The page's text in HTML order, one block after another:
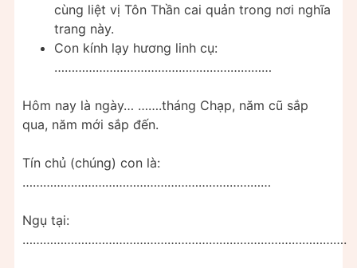
cùng liệt vị Tôn Thần cai quản trong nơi nghĩa
trang này.
Con kính lạy hương linh cụ:
………………………………………………………
Hôm nay là ngày… …….tháng Chạp, năm cũ sắp
qua, năm mới sắp đến.
Tín chủ (chúng) con là:
………………………………………………………………
Ngụ tại:
………………………………………………………………………………….